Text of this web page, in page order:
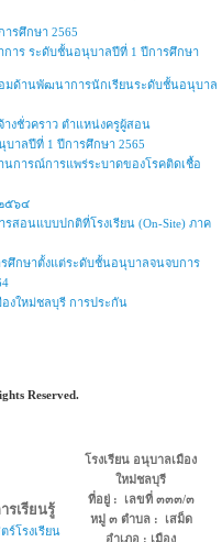
รศึกษา 2565
าร ระดับชั้นอนุบาลปีที่ 1 ปีการศึกษา
มด้านพัฒนาการนักเรียนระดับชั้นอนุบาล
งชั่วคราว ตำแหน่งครูผู้สอน
าลปีที่ 1 ปีการศึกษา 2565
การณ์การแพร่ระบาดของโรคติดเชื้อ
๕๖๔
สอนแบบปกติที่โรงเรียน (On-Site) ภาค
ศึกษาตั้งแต่ระดับชั้นอนุบาลจนจบการ
งใหม่ชลบุรี การประกัน
Reserved.
รเรียนรู้
ร์โรงเรียน
โรงเรียน อนุบาลเมือง
ใหม่ชลบุรี
ที่อยู่ : เลขที่ ๓๓๓/๓
หมู่ ๓ ตำบล : เสม็ด
อำเภอ : เมือง